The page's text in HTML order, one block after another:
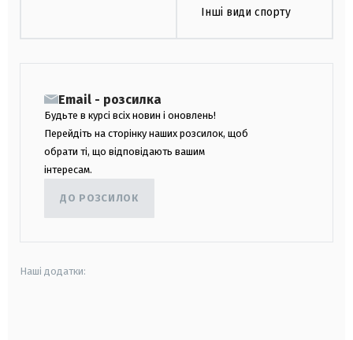
Інші види спорту
Email - розсилка
Будьте в курсі всіх новин і оновлень!
Перейдіть на сторінку наших розсилок, щоб
обрати ті, що відповідають вашим
інтересам.
ДО РОЗСИЛОК
Наші додатки: